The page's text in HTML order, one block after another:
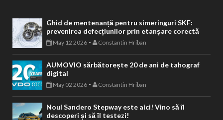
Ghid de mentenanță pentru simeringuri SKF:
prevenirea defecțiunilor prin etanșare corectă
May 12 2026 - Constantin Hriban
AUMOVIO sărbătorește 20 de ani de tahograf
digital
May 02 2026 - Constantin Hriban
Noul Sandero Stepway este aici! Vino să îl
descoperi și să îl testezi!